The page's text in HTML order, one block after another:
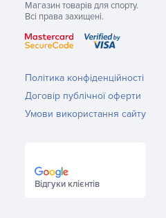
Магазин товарів для спорту.
Всі права захищені.
Політика конфіденційності
Договір публічної оферти
Умови використання сайту
Відгуки клієнтів